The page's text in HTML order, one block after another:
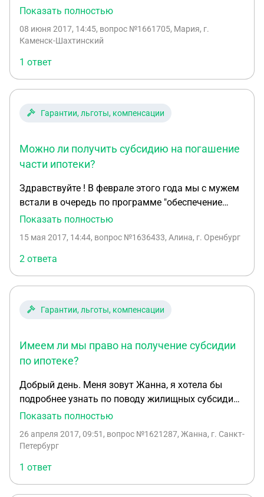
года. У меня зарплата 7000 и у него 7000.
на погашение уже имеющейся ипотеки?
Показать полностью
08 июня 2017, 14:45, вопрос №1661705, Мария, г.
Каменск-Шахтинский
1 ответ
Гарантии, льготы, компенсации
Можно ли получить субсидию на погашение
части ипотеки?
Здравствуйте ! В феврале этого года мы с мужем
встали в очередь по программе "обеспечение
жильем молодых семей " в саракташском районе
такой вопрос :можно ли нам получить субсидию
на погашение части ипотеки ,если да то какие
документы нужны и куда нам обращаться ?
Показать полностью
15 мая 2017, 14:44, вопрос №1636433, Алина, г. Оренбург
2 ответа
Гарантии, льготы, компенсации
Имеем ли мы право на получение субсидии
по ипотеке?
Добрый день. Меня зовут Жанна, я хотела бы
подробнее узнать по поводу жилищных субсидий
от государства. Мы являемся молодой семьей
год, девочка и мальчик), сейчас ожидаем
занимаемся приобретением квартиры, в ипотеку,
с первым взносом материнский капитал+
Показать полностью
26 апреля 2017, 09:51 , вопрос №1621287, Жанна, г. Санкт-
Петербург
1 ответ